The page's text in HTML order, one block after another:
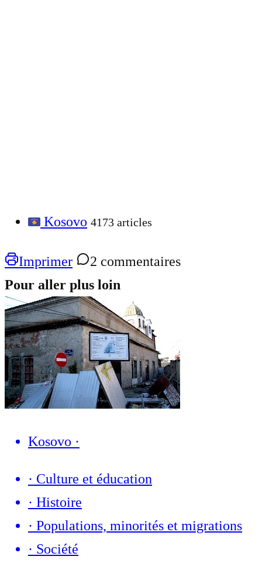
Kosovo 4173 articles
Imprimer
2 commentaires
Pour aller plus loin
Kosovo ·
· Culture et éducation
· Histoire
· Populations, minorités et migrations
· Société